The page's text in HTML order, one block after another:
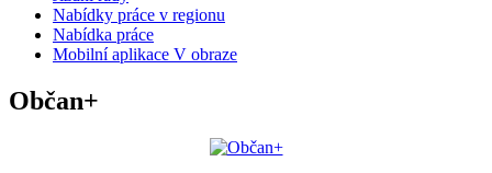
Nabídky práce v regionu
Nabídka práce
Mobilní aplikace V obraze
Občan+